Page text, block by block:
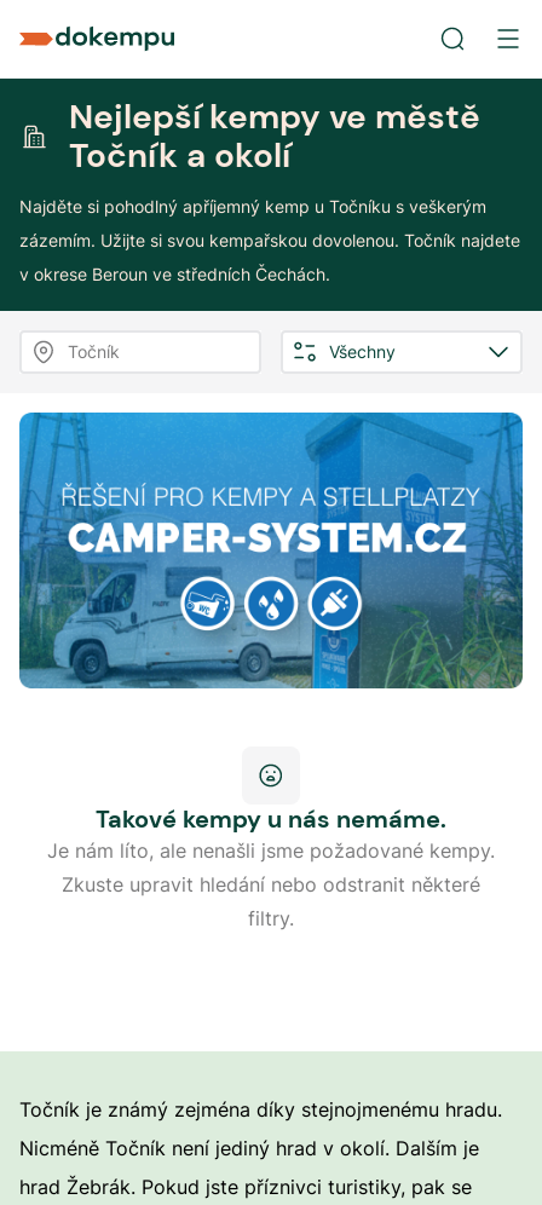
Nejlepší kempy ve městě
Točník a okolí
Najděte si pohodlný apříjemný kemp u Točníku s veškerým
zázemím. Užijte si svou kempařskou dovolenou. Točník najdete
v okrese Beroun ve středních Čechách.
Točník Všechny
Takové kempy u nás nemáme.
Je nám líto, ale nenašli jsme požadované kempy.
Zkuste upravit hledání nebo odstranit některé
filtry.
Točník je známý zejména díky stejnojmenému hradu.
Nicméně Točník není jediný hrad v okolí. Dalším je
hrad Žebrák. Pokud jste příznivci turistiky, pak se